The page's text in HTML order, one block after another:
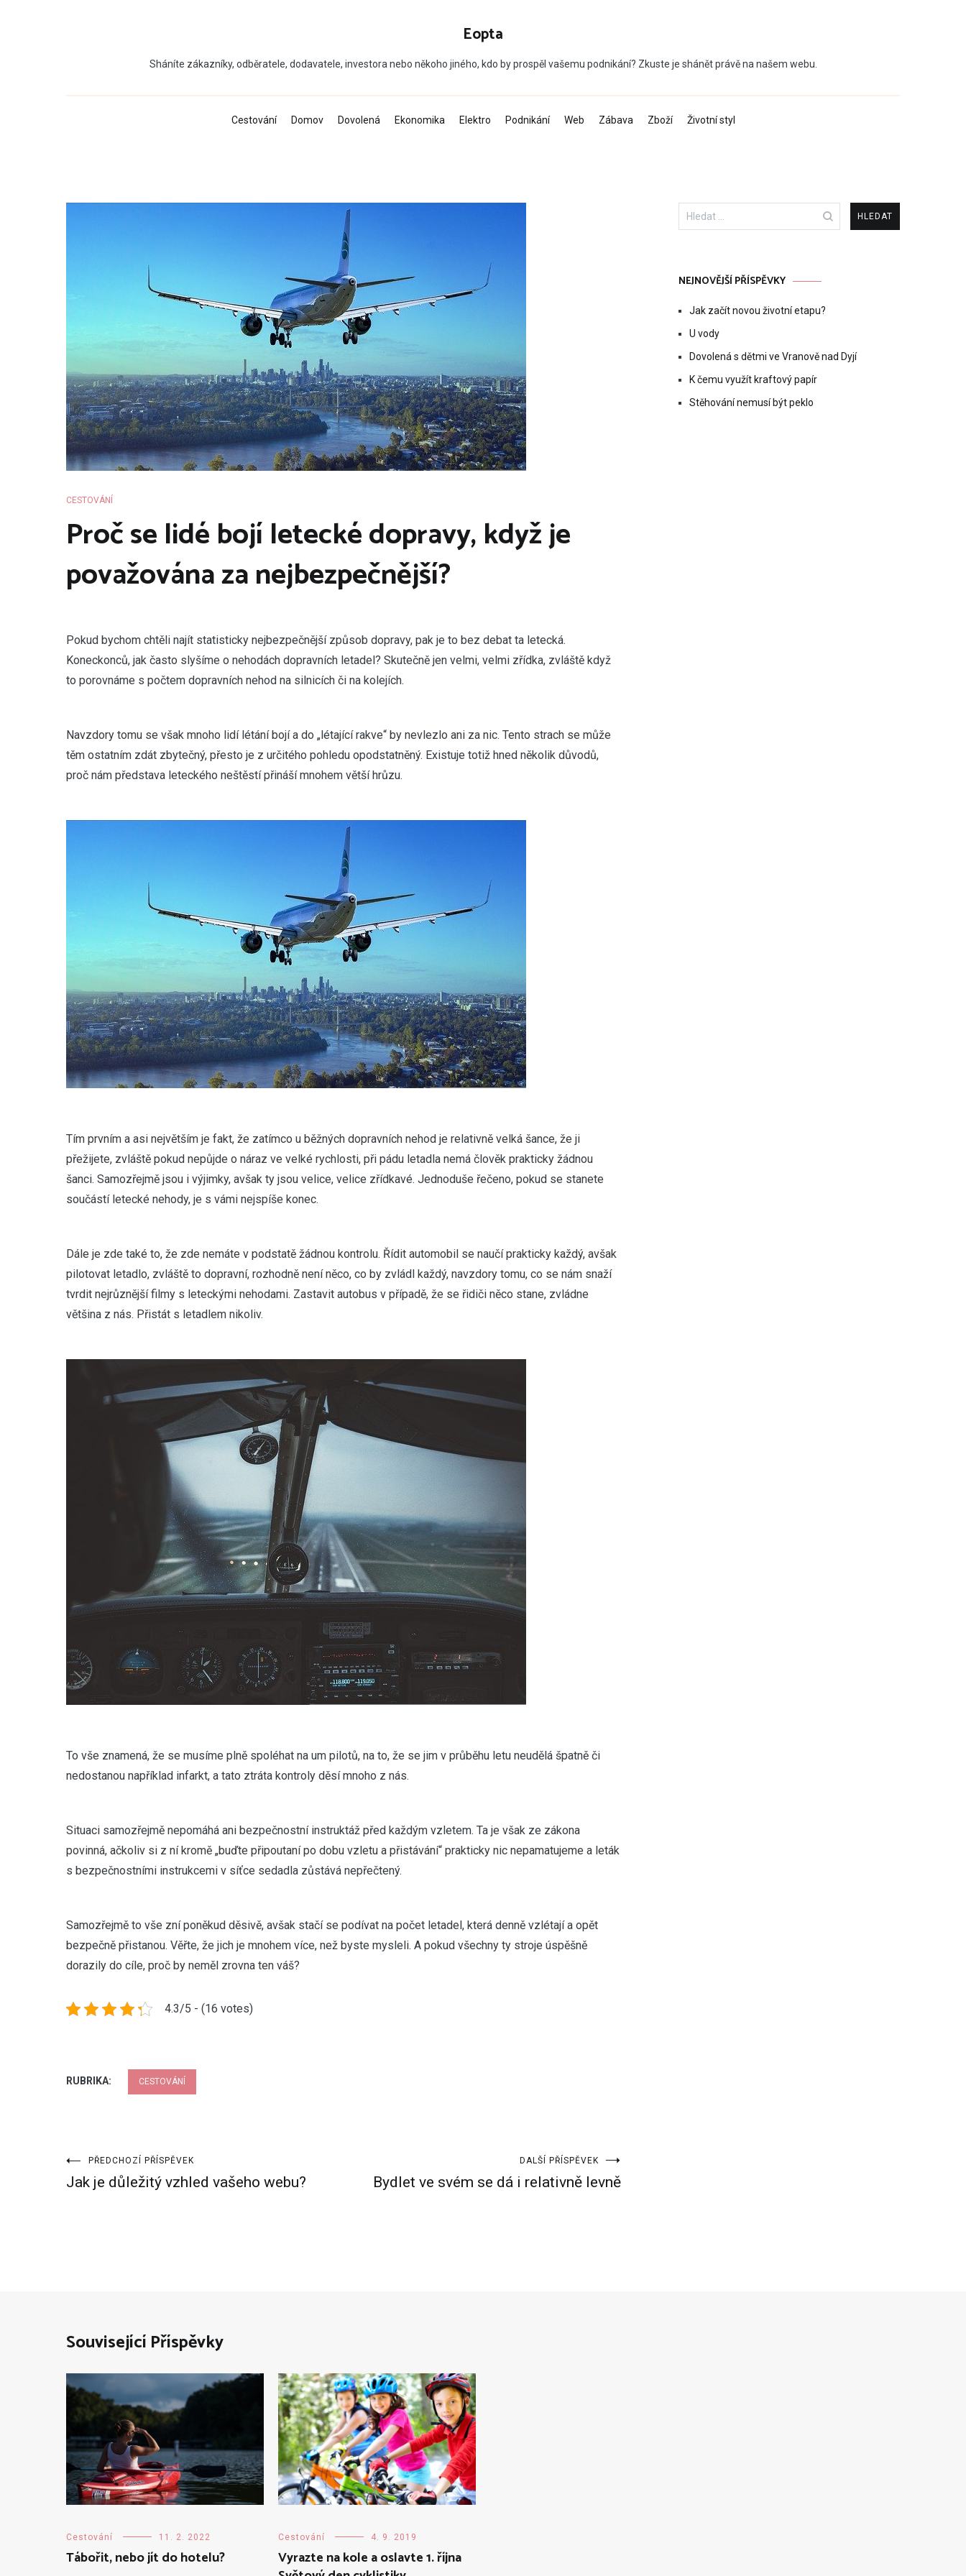
Eopta
Sháníte zákazníky, odběratele, dodavatele, investora nebo někoho jiného, kdo by prospěl vašemu podnikání? Zkuste je shánět právě na našem webu.
Cestování Domov Dovolená Ekonomika Elektro Podnikání Web Zábava Zboží Životní styl
CESTOVÁNÍ
Proč se lidé bojí letecké dopravy, když je
považována za nejbezpečnější?
Pokud bychom chtěli najít statisticky nejbezpečnější způsob dopravy, pak je to bez debat ta letecká.
Koneckonců, jak často slyšíme o nehodách dopravních letadel? Skutečně jen velmi, velmi zřídka, zvláště když
to porovnáme s počtem dopravních nehod na silnicích či na kolejích.
Navzdory tomu se však mnoho lidí létání bojí a do „létající rakve“ by nevlezlo ani za nic. Tento strach se může
těm ostatním zdát zbytečný, přesto je z určitého pohledu opodstatněný. Existuje totiž hned několik důvodů,
proč nám představa leteckého neštěstí přináší mnohem větší hrůzu.
Tím prvním a asi největším je fakt, že zatímco u běžných dopravních nehod je relativně velká šance, že ji
přežijete, zvláště pokud nepůjde o náraz ve velké rychlosti, při pádu letadla nemá člověk prakticky žádnou
šanci. Samozřejmě jsou i výjimky, avšak ty jsou velice, velice zřídkavé. Jednoduše řečeno, pokud se stanete
součástí letecké nehody, je s vámi nejspíše konec.
Dále je zde také to, že zde nemáte v podstatě žádnou kontrolu. Řídit automobil se naučí prakticky každý, avšak
pilotovat letadlo, zvláště to dopravní, rozhodně není něco, co by zvládl každý, navzdory tomu, co se nám snaží
tvrdit nejrůznější filmy s leteckými nehodami. Zastavit autobus v případě, že se řidiči něco stane, zvládne
většina z nás. Přistát s letadlem nikoliv.
To vše znamená, že se musíme plně spoléhat na um pilotů, na to, že se jim v průběhu letu neudělá špatně či
nedostanou například infarkt, a tato ztráta kontroly děsí mnoho z nás.
Situaci samozřejmě nepomáhá ani bezpečnostní instruktáž před každým vzletem. Ta je však ze zákona
povinná, ačkoliv si z ní kromě „buďte připoutaní po dobu vzletu a přistávání“ prakticky nic nepamatujeme a leták
s bezpečnostními instrukcemi v síťce sedadla zůstává nepřečtený.
Samozřejmě to vše zní poněkud děsivě, avšak stačí se podívat na počet letadel, která denně vzlétají a opět
bezpečně přistanou. Věřte, že jich je mnohem více, než byste mysleli. A pokud všechny ty stroje úspěšně
dorazily do cíle, proč by neměl zrovna ten váš?
4.3/5 - (16 votes)
RUBRIKA: CESTOVÁNÍ
Navigace
PŘEDCHOZÍ PŘÍSPĚVEK
Jak je důležitý vzhled vašeho webu?
DALŠÍ PŘÍSPĚVEK
Bydlet ve svém se dá i relativně levně
Vyhledávání
NEJNOVĚJŠÍ PŘÍSPĚVKY
Jak začít novou životní etapu?
U vody
Dovolená s dětmi ve Vranově nad Dyjí
K čemu využít kraftový papír
Stěhování nemusí být peklo
Související Příspěvky
Cestování 11. 2. 2022
Tábořit, nebo jít do hotelu?
Cestování 4. 9. 2019
Vyrazte na kole a oslavte 1. října